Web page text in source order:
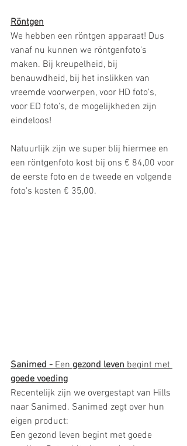
Röntgen
We hebben een röntgen apparaat! Dus
vanaf nu kunnen we röntgenfoto's
maken. Bij kreupelheid, bij
benauwdheid, bij het inslikken van
vreemde voorwerpen, voor HD foto's,
voor ED foto's, de mogelijkheden zijn
eindeloos!
Natuurlijk zijn we super blij hiermee en
een röntgenfoto kost bij ons € 84,00 voor
de eerste foto en de tweede en volgende
foto's kosten € 35,00.
Sanimed - Een gezond leven begint met
goede voeding
Recentelijk zijn we overgestapt van Hills
naar Sanimed. Sanimed zegt over hun
eigen product:
Een gezond leven begint met goede